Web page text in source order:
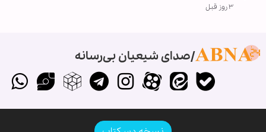
۳ روز قبل
صدای شیعیان بی‌رسانه